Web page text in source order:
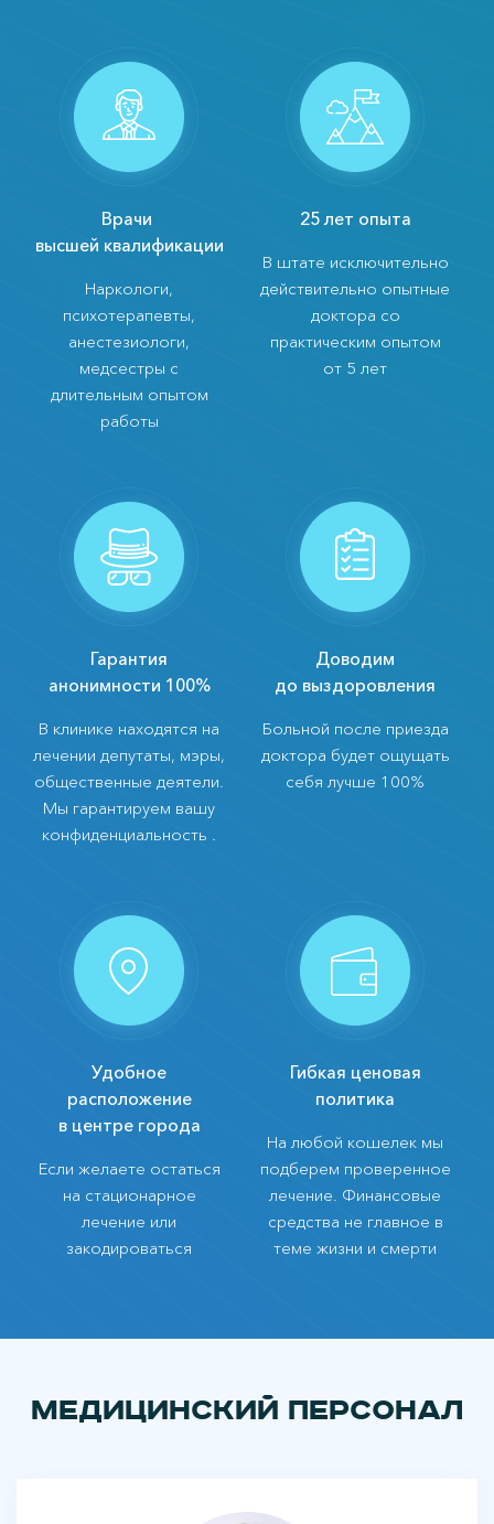
Врачи
высшей квалификации
Наркологи,
психотерапевты,
анестезиологи,
медсестры с
длительным опытом
работы
25 лет опыта
В штате исключительно
действительно опытные
доктора со
практическим опытом
от 5 лет
Гарантия
анонимности 100%
В клинике находятся на
лечении депутаты, мэры,
общественные деятели.
Мы гарантируем вашу
конфиденциальность .
Доводим
до выздоровления
Больной после приезда
доктора будет ощущать
себя лучше 100%
Удобное
расположение
в центре города
Если желаете остаться
на стационарное
лечение или
закодироваться
Гибкая ценовая
политика
На любой кошелек мы
подберем проверенное
лечение. Финансовые
средства не главное в
теме жизни и смерти
Медицинский персонал